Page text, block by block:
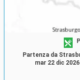
Partenza da
mar 22 dic 2026